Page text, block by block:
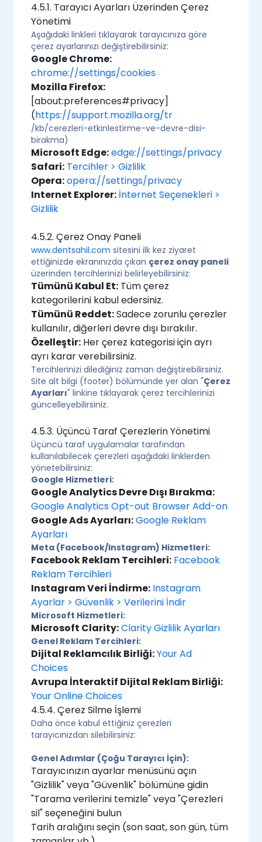
4.5.1. Tarayıcı Ayarları Üzerinden Çerez
Yönetimi
Aşağıdaki linkleri tıklayarak tarayıcınıza göre
çerez ayarlarınızı değiştirebilirsiniz:
Google Chrome:
chrome://settings/cookies
Mozilla Firefox:
[about:preferences#privacy]
(https://support.mozilla.org/tr
/kb/cerezleri-etkinlestirme-ve-devre-disi-
birakma)
Microsoft Edge:edge://settings/privacy
Safari: Tercihler > Gizlilik
Opera:opera://settings/privacy
Internet Explorer: İnternet Seçenekleri >
Gizlilik
4.5.2. Çerez Onay Paneli
www.dentsahil.com sitesini ilk kez ziyaret
ettiğinizde ekranınızda çıkan çerez onay paneli
üzerinden tercihlerinizi belirleyebilirsiniz:
Tümünü Kabul Et: Tüm çerez
kategorilerini kabul edersiniz.
Tümünü Reddet:Sadece zorunlu çerezler
kullanılır, diğerleri devre dışı bırakılır.
Özelleştir: Her çerez kategorisi için ayrı
ayrı karar verebilirsiniz.
Tercihlerinizi dilediğiniz zaman değiştirebilirsiniz.
Site alt bilgi (footer) bölümünde yer alan "Çerez
Ayarları" linkine tıklayarak çerez tercihlerinizi
güncelleyebilirsiniz.
4.5.3. Üçüncü Taraf Çerezlerin Yönetimi
Üçüncü taraf uygulamalar tarafından
kullanılabilecek çerezleri aşağıdaki linklerden
yönetebilirsiniz:
Google Hizmetleri:
Google Analytics Devre Dışı Bırakma:
Google Analytics Opt-out Browser Add-on
Google Ads Ayarları:Google Reklam
Ayarları
Meta (Facebook/Instagram) Hizmetleri:
Facebook Reklam Tercihleri: Facebook
Reklam Tercihleri
Instagram Veri İndirme: Instagram
Ayarlar > Güvenlik > Verilerini İndir
Microsoft Hizmetleri:
Microsoft Clarity:Clarity Gizlilik Ayarları
Genel Reklam Tercihleri:
Dijital Reklamcılık Birliği:Your Ad
Choices
Avrupa İnteraktif Dijital Reklam Birliği:
Your Online Choices
4.5.4. Çerez Silme İşlemi
Daha önce kabul ettiğiniz çerezleri
tarayıcınızdan silebilirsiniz:
Genel Adımlar (Çoğu Tarayıcı İçin):
Tarayıcınızın ayarlar menüsünü açın
"Gizlilik" veya "Güvenlik" bölümüne gidin
"Tarama verilerini temizle" veya "Çerezleri
sil" seçeneğini bulun
Tarih aralığını seçin (son saat, son gün, tüm